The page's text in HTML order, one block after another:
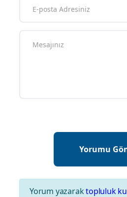
Yorum yazaraktopluluk